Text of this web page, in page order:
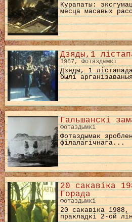
Курапаты:
месца масавых
Дзяды,1
1987, Фотаздымкі
Дзяды, 1
былі
Гальшанскі
Фотаздымкі
Фотаздымак
філалагічнага...
20 сакавіка
Горада
Фотаздымкі
20 сакавіка
пракладкі 2-ой